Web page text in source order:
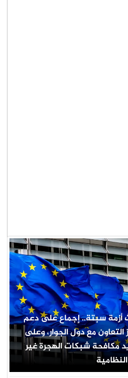
أزمة سبتة.. إجماع على دعم
التعاون مع دول الجوار، وعلى
مكافحة شبكات الهجرة غير
النظامية